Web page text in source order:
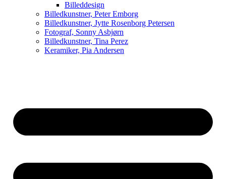
Billeddesign
Billedkunstner, Peter Emborg
Billedkunstner, Jytte Rosenborg Petersen
Fotograf, Sonny Asbjørn
Billedkunstner, Tina Perez
Keramiker, Pia Andersen